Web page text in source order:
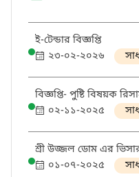
ই-টেন্ডার বিজ্ঞপ্তি
২৩-০২-২০২৬
‌বিজ্ঞ‌প্তি- পু‌ষ্টি বিষয়ক
০২-১১-২০২৫
শ্রী উজ্জল ডোম এর
০১-০৭-২০২৫